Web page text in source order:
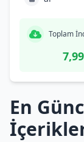
Toplam
En